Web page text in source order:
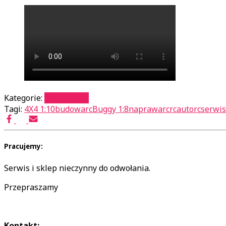
Kategorie:
Tagi: 4X4 1:10budowarcBuggy 1:8naprawarcrcautorcserwis
Pracujemy:
Serwis i sklep nieczynny do odwołania.
Przepraszamy